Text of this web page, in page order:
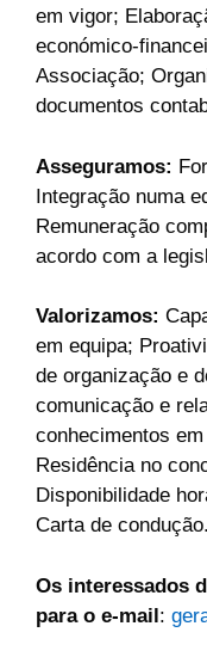
em vigor;
económico-
Associação;
documentos
Asseguramos:
Integração numa
Remuneração
acordo com a
Valorizamos:
em equipa;
de organização e
comunicação e
conhecimentos
Residência no
Disponibilidade
Carta de condução.
Os interessados
para o e-mail: